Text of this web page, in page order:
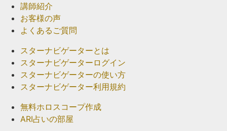
講師紹介
お客様の声
よくあるご質問
スターナビゲーターとは
スターナビゲーターログイン
スターナビゲーターの使い方
スターナビゲーター利用規約
無料ホロスコープ作成
ARI占いの部屋